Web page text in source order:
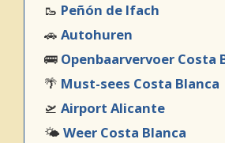
🥾 Peñón de Ifach
🚗 Autohuren
🚌 Openbaarvervoer Costa
🌴 Must-sees Costa Blanca
🛫 Airport Alicante
🌤️Weer Costa Blanca